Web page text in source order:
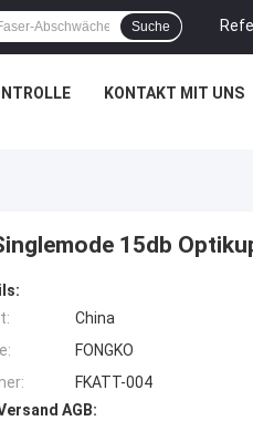
Suche
KONTAKT MIT UNS
15db
China
FONGKO
FKATT-004
AGB: